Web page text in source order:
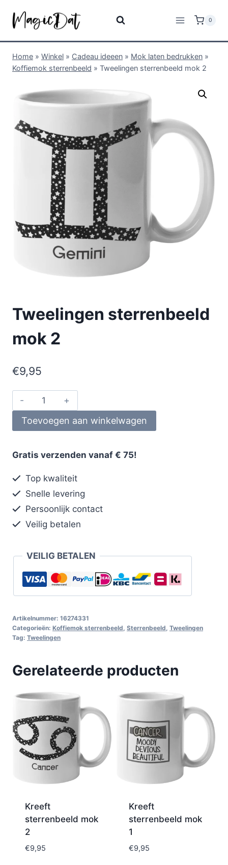
0
Home » Winkel » Cadeau ideeen » Mok laten bedrukken »
Koffiemok sterrenbeeld » Tweelingen sterrenbeeld mok 2
Tweelingen sterrenbeeld
mok 2
€9,95
Toevoegen aan winkelwagen
Gratis verzenden vanaf € 75!
Top kwaliteit
Snelle levering
Persoonlijk contact
Veilig betalen
VEILIG BETALEN
Artikelnummer: 16274331
Categorieën: Koffiemok sterrenbeeld Sterrenbeeld Tweelingen
Tag: Tweelingen
Gerelateerde producten
Kreeft
sterrenbeeld mok
2
€9,95
Kreeft
sterrenbeeld mok
1
€9,95